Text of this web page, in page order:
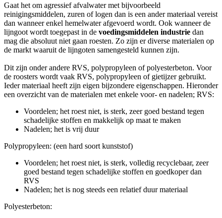
Gaat het om agressief afvalwater met bijvoorbeeld
reinigingsmiddelen, zuren of logen dan is een ander materiaal vereist
dan wanneer enkel hemelwater afgevoerd wordt. Ook wanneer de
lijngoot wordt toegepast in de voedingsmiddelen industrie dan
mag die absoluut niet gaan roesten. Zo zijn er diverse materialen op
de markt waaruit de lijngoten samengesteld kunnen zijn.
Dit zijn onder andere RVS, polypropyleen of polyesterbeton. Voor
de roosters wordt vaak RVS, polypropyleen of gietijzer gebruikt.
Ieder materiaal heeft zijn eigen bijzondere eigenschappen. Hieronder
een overzicht van de materialen met enkele voor- en nadelen; RVS:
Voordelen; het roest niet, is sterk, zeer goed bestand tegen
schadelijke stoffen en makkelijk op maat te maken
Nadelen; het is vrij duur
Polypropyleen: (een hard soort kunststof)
Voordelen; het roest niet, is sterk, volledig recyclebaar, zeer
goed bestand tegen schadelijke stoffen en goedkoper dan
RVS
Nadelen; het is nog steeds een relatief duur materiaal
Polyesterbeton: